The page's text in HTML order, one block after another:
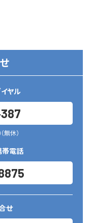
ヤル
無休）
帯電話
せ